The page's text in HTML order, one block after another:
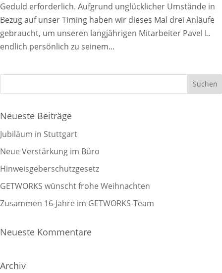
Geduld erforderlich. Aufgrund unglücklicher Umstände in
Bezug auf unser Timing haben wir dieses Mal drei Anläufe
gebraucht, um unseren langjährigen Mitarbeiter Pavel L.
endlich persönlich zu seinem...
Neueste Beiträge
Jubiläum in Stuttgart
Neue Verstärkung im Büro
Hinweisgeberschutzgesetz
GETWORKS wünscht frohe Weihnachten
Zusammen 16-Jahre im GETWORKS-Team
Neueste Kommentare
Archiv